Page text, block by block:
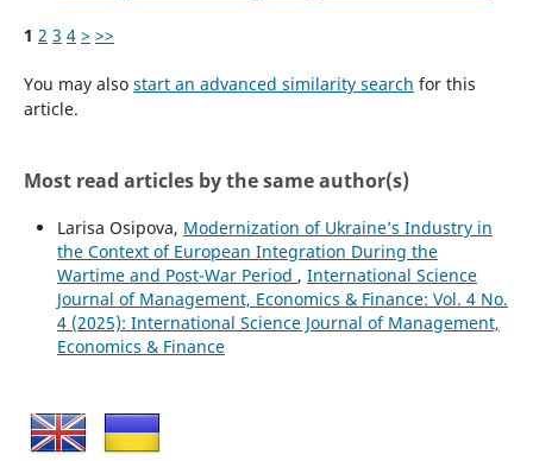
1 2 3 4 > >>
You may also start an advanced similarity search for this
article.
Most read articles by the same author(s)
Larisa Osipova, Modernization of Ukraine’s Industry in
the Context of European Integration During the
Wartime and Post-War Period , International Science
Journal of Management, Economics & Finance: Vol. 4 No.
4 (2025): International Science Journal of Management,
Economics & Finance